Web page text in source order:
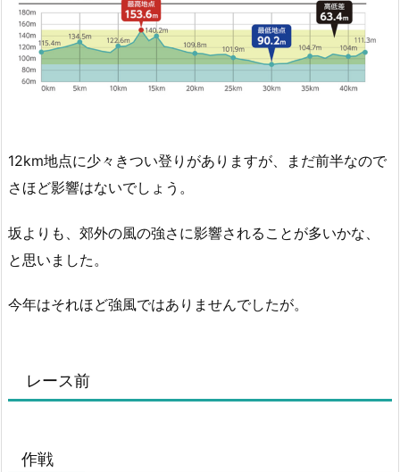
12km地点に少々きつい登りがありますが、まだ前半なので
さほど影響はないでしょう。
坂よりも、郊外の風の強さに影響されることが多いかな、
と思いました。
今年はそれほど強風ではありませんでしたが。
レース前
作戦